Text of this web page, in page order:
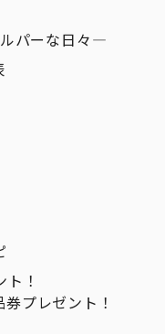
パーな日々―
！
プレゼント！